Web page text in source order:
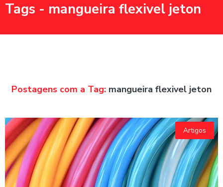
Tags - mangueira flexivel jeton
Postagens com a Tag: mangueira flexivel jeton
Artigos